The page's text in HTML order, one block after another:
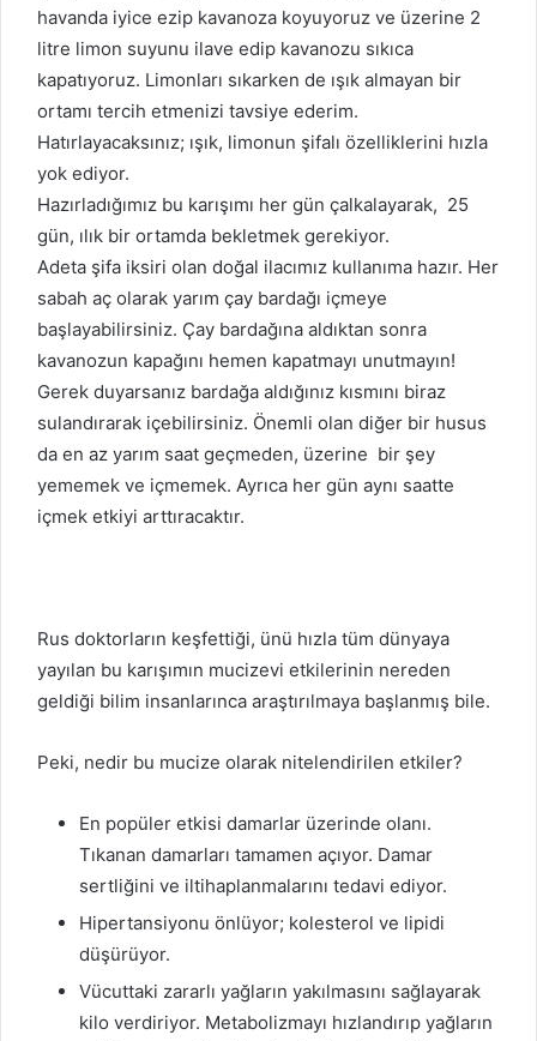
havanda iyice ezip kavanoza koyuyoruz ve üzerine 2
litre limon suyunu ilave edip kavanozu sıkıca
kapatıyoruz. Limonları sıkarken de ışık almayan bir
ortamı tercih etmenizi tavsiye ederim.
Hatırlayacaksınız; ışık, limonun şifalı özelliklerini hızla
yok ediyor.
Hazırladığımız bu karışımı her gün çalkalayarak, 25
gün, ılık bir ortamda bekletmek gerekiyor.
Adeta şifa iksiri olan doğal ilacımız kullanıma hazır. Her
sabah aç olarak yarım çay bardağı içmeye
başlayabilirsiniz. Çay bardağına aldıktan sonra
kavanozun kapağını hemen kapatmayı unutmayın!
Gerek duyarsanız bardağa aldığınız kısmını biraz
sulandırarak içebilirsiniz. Önemli olan diğer bir husus
da en az yarım saat geçmeden, üzerine bir şey
yememek ve içmemek. Ayrıca her gün aynı saatte
içmek etkiyi arttıracaktır.
Rus doktorların keşfettiği, ünü hızla tüm dünyaya
yayılan bu karışımın mucizevi etkilerinin nereden
geldiği bilim insanlarınca araştırılmaya başlanmış bile.
Peki, nedir bu mucize olarak nitelendirilen etkiler?
En popüler etkisi damarlar üzerinde olanı.
Tıkanan damarları tamamen açıyor. Damar
sertliğini ve iltihaplanmalarını tedavi ediyor.
Hipertansiyonu önlüyor; kolesterol ve lipidi
düşürüyor.
Vücuttaki zararlı yağların yakılmasını sağlayarak
kilo verdiriyor. Metabolizmayı hızlandırıp yağların